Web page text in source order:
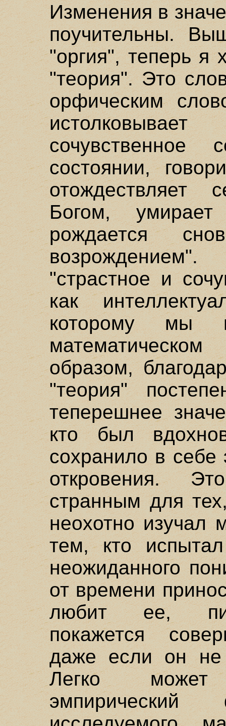
Изменения в
поучительны.
"оргия", теперь я
"теория". Это
орфическим
сочувственное
состоянии,
Богом,
рождается
"страстное и
как
которому мы
образом,
"теория"
теперешнее
кто был
сохранило в себе
откровения.
странным для
неохотно изучал
тем, кто
неожиданного
от времени
любит ее,
покажется
даже если он не
Легко может